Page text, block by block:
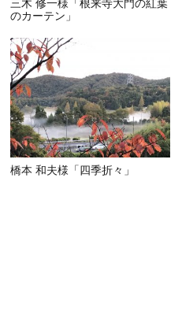
三木 修一様「根来寺大門の紅葉
のカーテン」
橋本 和夫様「四季折々」